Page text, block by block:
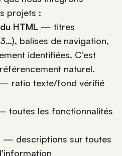
projets :
HTML — titres
balises de navigation,
identifiées. C'est
naturel.
ratio texte/fond vérifié
toutes les fonctionnalités
— descriptions sur toutes